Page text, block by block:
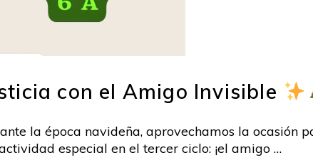
con el Amigo Invisible
la época navideña, aprovechamos la ocasión
especial en el tercer ciclo: ¡el amigo …